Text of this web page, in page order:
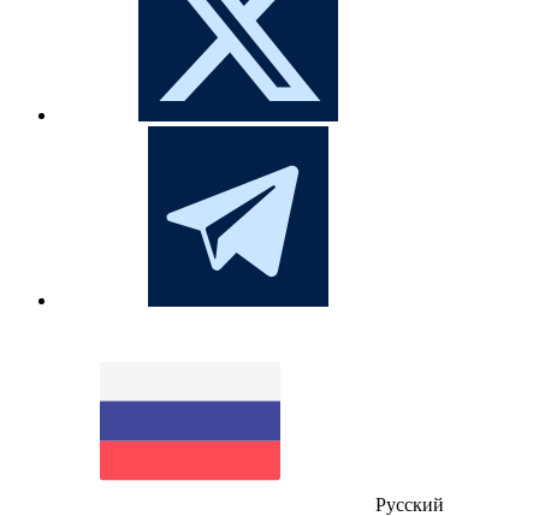
Русский